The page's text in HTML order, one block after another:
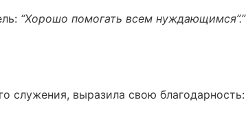
“Хорошо помогать всем нуждающимся”.”
служения, выразила свою благодарность: